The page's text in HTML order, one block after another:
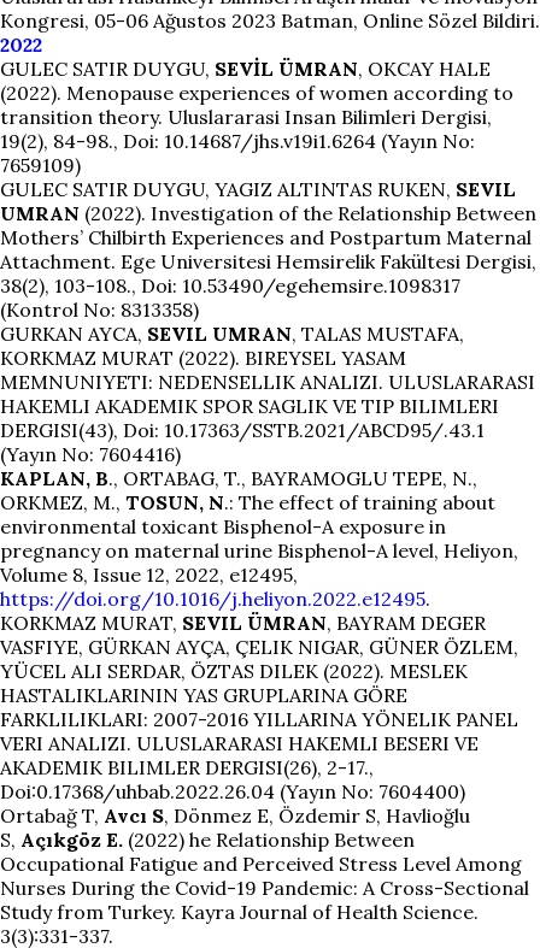
Kongresi, 05-06 Ağustos 2023 Batman, Online Sözel Bildiri.
2022
GULEC SATIR DUYGU, SEVİL ÜMRAN, OKCAY HALE
(2022). Menopause experiences of women according to
transition theory. Uluslararasi Insan Bilimleri Dergisi,
19(2), 84-98., Doi: 10.14687/jhs.v19i1.6264 (Yayın No:
7659109)
GULEC SATIR DUYGU, YAGIZ ALTINTAS RUKEN, SEVIL
UMRAN (2022). Investigation of the Relationship Between
Mothers’ Chilbirth Experiences and Postpartum Maternal
Attachment. Ege Universitesi Hemsirelik Fakültesi Dergisi,
38(2), 103-108., Doi: 10.53490/egehemsire.1098317
(Kontrol No: 8313358)
GURKAN AYCA, SEVIL UMRAN, TALAS MUSTAFA,
KORKMAZ MURAT (2022). BIREYSEL YASAM
MEMNUNIYETI: NEDENSELLIK ANALIZI. ULUSLARARASI
HAKEMLI AKADEMIK SPOR SAGLIK VE TIP BILIMLERI
DERGISI(43), Doi: 10.17363/SSTB.2021/ABCD95/.43.1
(Yayın No: 7604416)
KAPLAN, B., ORTABAG, T., BAYRAMOGLU TEPE, N.,
ORKMEZ, M., TOSUN, N.: The effect of training about
environmental toxicant Bisphenol-A exposure in
pregnancy on maternal urine Bisphenol-A level, Heliyon,
Volume 8, Issue 12, 2022, e12495,
https://doi.org/10.1016/j.heliyon.2022.e12495.
KORKMAZ MURAT, SEVIL ÜMRAN, BAYRAM DEGER
VASFIYE, GÜRKAN AYÇA, ÇELIK NIGAR, GÜNER ÖZLEM,
YÜCEL ALI SERDAR, ÖZTAS DILEK (2022). MESLEK
HASTALIKLARININ YAS GRUPLARINA GÖRE
FARKLILIKLARI: 2007-2016 YILLARINA YÖNELIK PANEL
VERI ANALIZI. ULUSLARARASI HAKEMLI BESERI VE
AKADEMIK BILIMLER DERGISI(26), 2-17.,
Doi:0.17368/uhbab.2022.26.04 (Yayın No: 7604400)
Ortabağ T, Avcı S, Dönmez E, Özdemir S, Havlioğlu
S, Açıkgöz E. (2022) he Relationship Between
Occupational Fatigue and Perceived Stress Level Among
Nurses During the Covid-19 Pandemic: A Cross-Sectional
Study from Turkey. Kayra Journal of Health Science.
3(3):331-337.